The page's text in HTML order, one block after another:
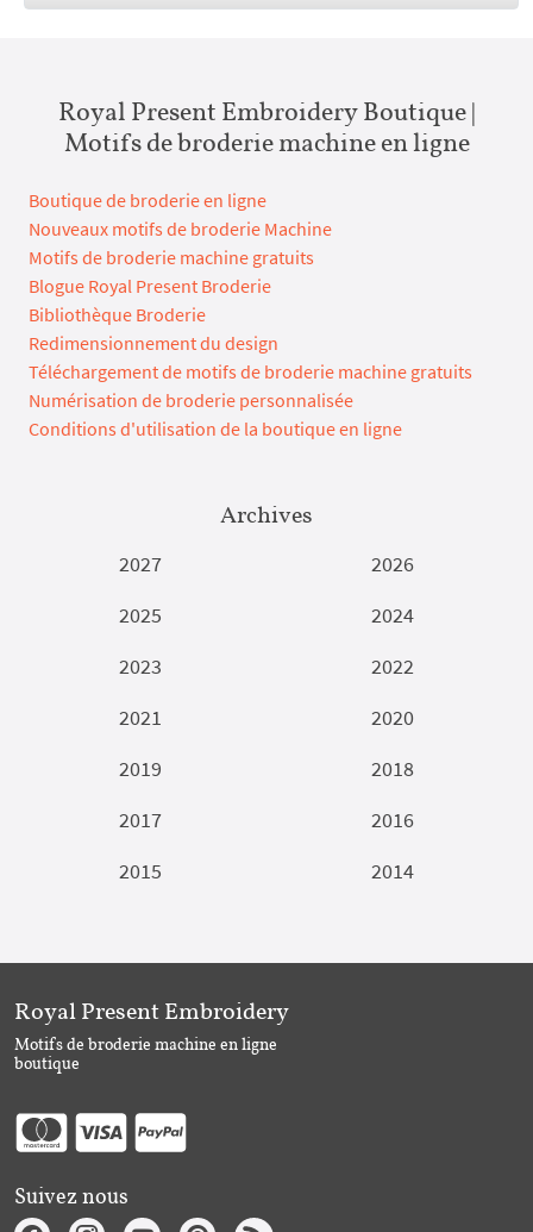
Royal Present Embroidery Boutique |
Motifs de broderie machine en ligne
Boutique de broderie en ligne
Nouveaux motifs de broderie Machine
Motifs de broderie machine gratuits
Blogue Royal Present Broderie
Bibliothèque Broderie
Redimensionnement du design
Téléchargement de motifs de broderie machine gratuits
Numérisation de broderie personnalisée
Conditions d'utilisation de la boutique en ligne
Archives
2027
2026
2025
2024
2023
2022
2021
2020
2019
2018
2017
2016
2015
2014
Royal Present Embroidery
Motifs de broderie machine en ligne
boutique
Suivez nous